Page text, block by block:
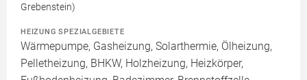
Grebenstein)
HEIZUNG SPEZIALGEBIETE
Wärmepumpe, Gasheizung, Solarthermie, Ölheizung,
Pelletheizung, BHKW, Holzheizung, Heizkörper,